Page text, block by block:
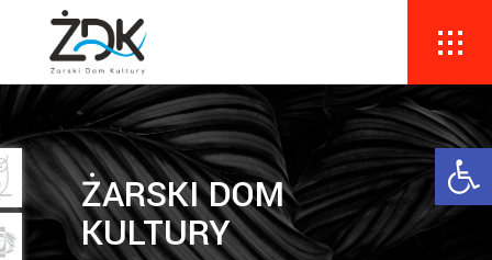
ŻARSKI DOM
KULTURY